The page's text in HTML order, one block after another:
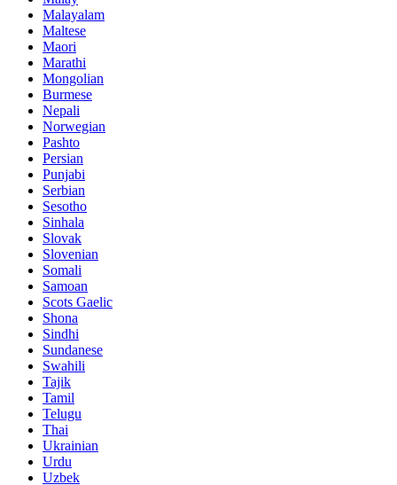
Malayalam
Maltese
Maori
Marathi
Mongolian
Burmese
Nepali
Norwegian
Pashto
Persian
Punjabi
Serbian
Sesotho
Sinhala
Slovak
Slovenian
Somali
Samoan
Scots Gaelic
Shona
Sindhi
Sundanese
Swahili
Tajik
Tamil
Telugu
Thai
Ukrainian
Urdu
Uzbek